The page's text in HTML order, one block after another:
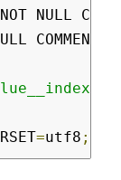
NOT NULL
COMMENT
=utf8 ;